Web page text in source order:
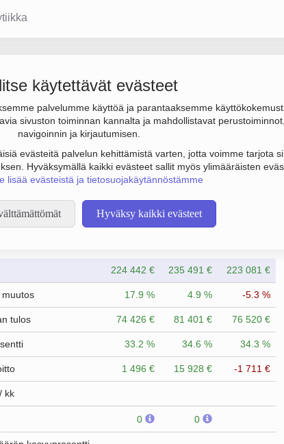
käytettävät evästeet
palvelumme käyttöä ja parantaaksemme
sivuston toiminnan kannalta ja mahdollistavat
navigoinnin ja kirjautumisen.
evästeitä palvelun kehittämistä varten, jotta voimme tarjota
Hyväksymällä kaikki evästeet sallit myös ylimääräisten
lisää evästeistä ja tietosuojakäytännöstämme
Hyväksy kaikki evästeet
Sen päätoimiala on Muu kiinteistöjen vuokraus ja
224 442 € 235 491 € 223 081 €
muutos 17.9 % 4.9 % -5.3 %
tulos 74 426 € 81 401 € 76 520 €
33.2 % 34.6 % 34.3 %
1 496 € 15 928 € -1 711 €
kk
0 0